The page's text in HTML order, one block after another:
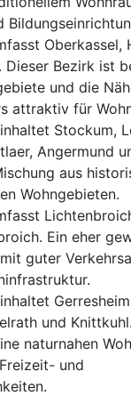
Oberkassel,
Dieser Bezirk ist
und die
attraktiv für
Stockum,
Angermund
aus
Wohngebieten.
Ein eher
guter
und
naturnahen
und